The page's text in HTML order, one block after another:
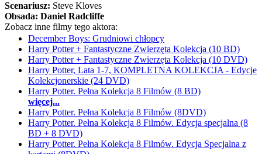
Scenariusz: Steve Kloves
Obsada: Daniel Radcliffe
Zobacz inne filmy tego aktora:
December Boys: Grudniowi chłopcy
Harry Potter + Fantastyczne Zwierzęta Kolekcja (10 BD)
Harry Potter + Fantastyczne Zwierzęta Kolekcja (10 DVD)
Harry Potter, Lata 1-7, KOMPLETNA KOLEKCJA - Edycje
Kolekcjonerskie (24 DVD)
Harry Potter. Pełna Kolekcja 8 Filmów (8 BD)
więcej...
Harry Potter. Pełna Kolekcja 8 Filmów (8DVD)
Harry Potter. Pełna Kolekcja 8 Filmów. Edycja specjalna (8
BD + 8 DVD)
Harry Potter. Pełna Kolekcja 8 Filmów. Edycja Specjalna z